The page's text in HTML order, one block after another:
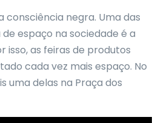
consciência negra. Uma das
espaço na sociedade é a
isso, as feiras de produtos
cada vez mais espaço. No
uma delas na Praça dos